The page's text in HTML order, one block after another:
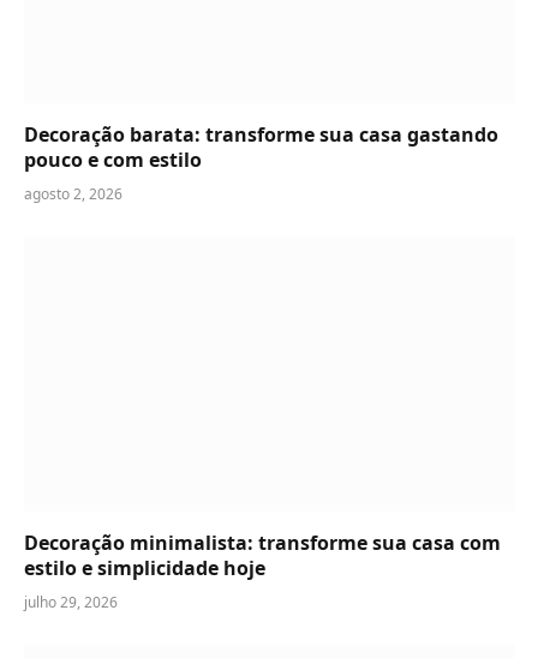
Decoração barata: transforme sua casa gastando
pouco e com estilo
agosto 2, 2026
Decoração minimalista: transforme sua casa com
estilo e simplicidade hoje
julho 29, 2026